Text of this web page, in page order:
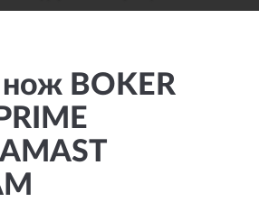
BOKER